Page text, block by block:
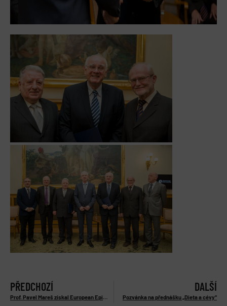
PŘEDCHOZÍ
Prof. Pavel Mareš získal European Epileptology Award 2016
DALŠÍ
Pozvánka na přednášku „Dieta a cévy“